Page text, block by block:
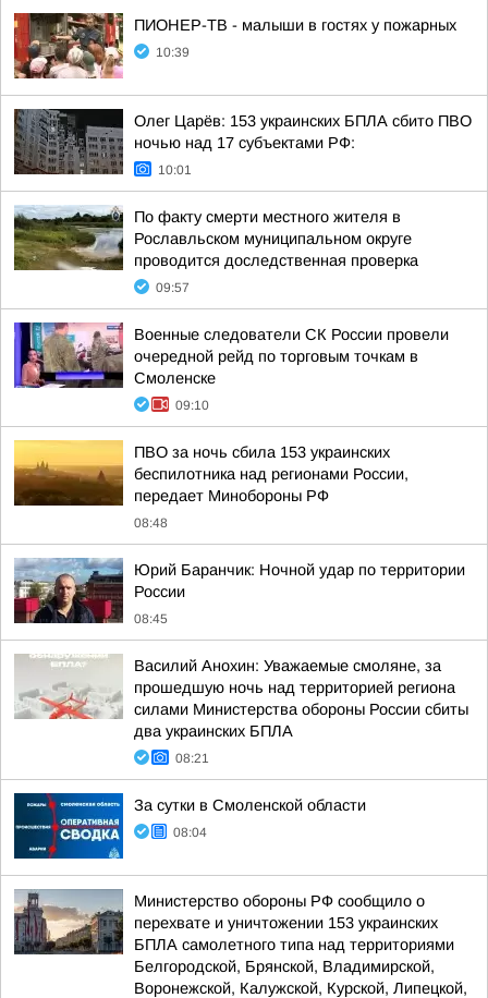
ПИОНЕР-ТВ - малыши в гостях у пожарных
10:39
Олег Царёв: 153 украинских БПЛА сбито ПВО
ночью над 17 субъектами РФ:
10:01
По факту смерти местного жителя в
Рославльском муниципальном округе
проводится доследственная проверка
09:57
Военные следователи СК России провели
очередной рейд по торговым точкам в
Смоленске
09:10
ПВО за ночь сбила 153 украинских
беспилотника над регионами России,
передает Минобороны РФ
08:48
Юрий Баранчик: Ночной удар по территории
России
08:45
Василий Анохин: Уважаемые смоляне, за
прошедшую ночь над территорией региона
силами Министерства обороны России сбиты
два украинских БПЛА
08:21
За сутки в Смоленской области
08:04
Министерство обороны РФ сообщило о
перехвате и уничтожении 153 украинских
БПЛА самолетного типа над территориями
Белгородской, Брянской, Владимирской,
Воронежской, Калужской, Курской, Липецкой,